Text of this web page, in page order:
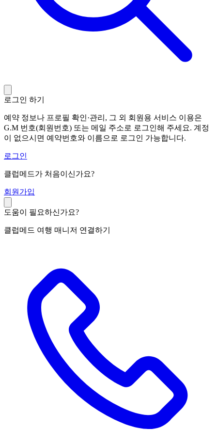
로그인 하기
예약 정보나 프로필 확인·관리, 그 외 회원용 서비스 이용은
G.M 번호(회원번호) 또는 메일 주소로 로그인해 주세요. 계정
이 없으시면 예약번호와 이름으로 로그인 가능합니다.
로그인
클럽메드가 처음이신가요?
회 원가입
도움이 필요하신가요?
클럽메드 여행 매니저 연결하기